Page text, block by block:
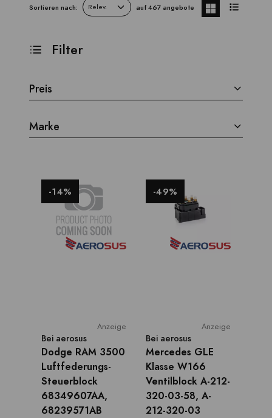
Sortieren nach: auf 467 angebote
Filter
Preis
Marke
-14%
Anzeige
Bei aerosus
Dodge RAM 3500
Luftfederungs-
Steuerblock
68349607AA,
68239571AB
-49%
Anzeige
Bei aerosus
Mercedes GLE
Klasse W166
Ventilblock A-212-
320-03-58, A-
212-320-03